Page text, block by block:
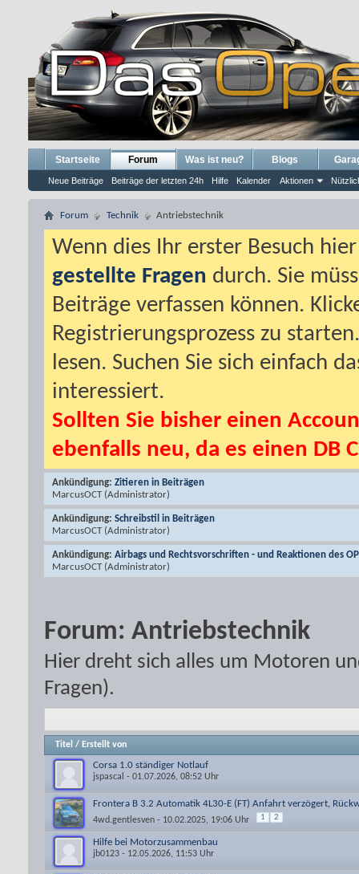
Startseite Forum
Neue Beiträge Beiträge der letzten 24h Hilfe Kalender Aktionen
Was ist neu? Blogs
Forum Technik Antriebstechnik
Wenn dies Ihr erster Besuch
gestellte Fragen durch. Sie
Beiträge verfassen können.
Registrierungsprozess zu
lesen. Suchen Sie sich einfach
interessiert.
Sollten Sie bisher einen
ebenfalls neu, da es einen DB
Ankündigung: Zitieren in Beiträgen
MarcusOCT (Administrator)
Ankündigung: Schreibstil in Beiträgen
MarcusOCT (Administrator)
Ankündigung: Airbags und Rechtsvorschriften - und Reaktionen des
MarcusOCT (Administrator)
Forum: Antriebstechnik
Hier dreht sich alles um Motoren
Fragen).
Titel / Erstellt von
Corsa 1.0 ständiger Notlauf
jspascal - 01.07.2026, 08:52 Uhr
Frontera B 3.2 Automatik 4L30-E (FT) Anfahrt verzögert,
4wd.gentlesven - 10.02.2025, 19:06 Uhr 1 2
Hilfe bei Motorzusammenbau
jb0123 - 12.05.2026, 11:53 Uhr